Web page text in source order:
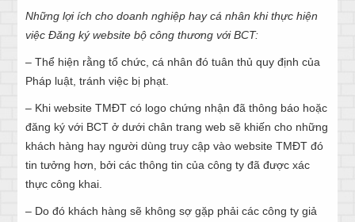
Những lợi ích cho doanh nghiệp hay cá nhân khi thực hiện
việc Đăng ký website bộ công thương với BCT:
– Thể hiện rằng tổ chức, cá nhân đó tuân thủ quy định của
Pháp luật, tránh việc bị phạt.
– Khi website TMĐT có logo chứng nhận đã thông báo hoặc
đăng ký với BCT ở dưới chân trang web sẽ khiến cho những
khách hàng hay người dùng truy cập vào website TMĐT đó
tin tưởng hơn, bởi các thông tin của công ty đã được xác
thực công khai.
– Do đó khách hàng sẽ không sợ gặp phải các công ty giả